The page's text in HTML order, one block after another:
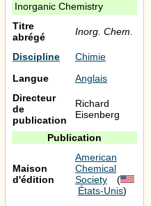
Inorganic Chemistry
Titre
abrégé
Inorg. Chem.
Discipline
Chimie
Langue
Anglais
Directeur
de
publication
Richard
Eisenberg
Publication
Maison
d'édition
American
Chemical
Society (
États-Unis)